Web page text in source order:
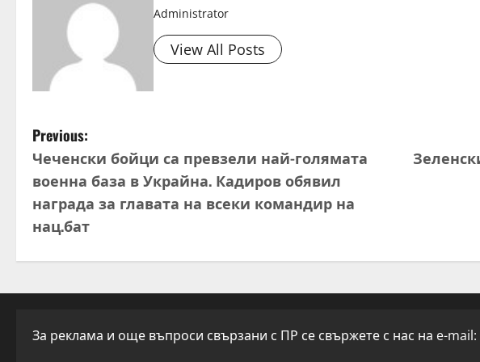
Administrator
View All Posts
P
o
s
t
v
Previous:
Чеченски бойци са превзели най-голямата
военна база в Украйна. Кадиров обявил
награда за главата на всеки командир на
нац.бат
За реклама и още въпроси свързани с ПР се свържете с нас на e-mail: